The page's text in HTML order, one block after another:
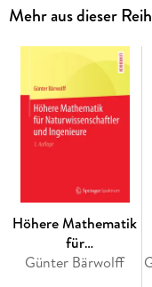
Inhaltsverzeichnis
Einstimmung : Die
die Relativität
- Die Radarmethode.
Relativ zu B bewegte
Zeitdilatation. - Die
Das
Längenkontraktion. -
Längenkontraktion. -
Geschwindigkeiten. -
Transformationen. -
Die Äquivalenz von
Mehr aus dieser
Höhere Mathematik
für
Naturwissenschaftler
Günter Bärwolff